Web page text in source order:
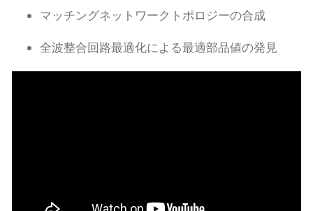
マッチングネットワークトポロジーの合成
全波整合回路最適化による最適部品値の発見